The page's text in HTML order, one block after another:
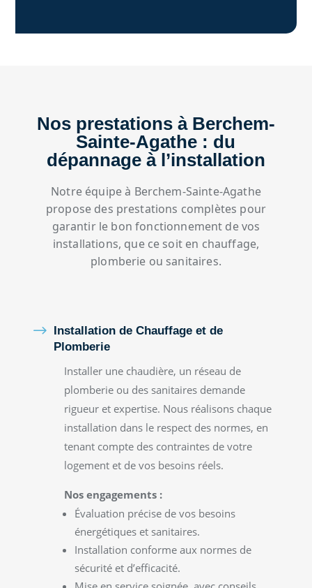
Nos prestations à Berchem-
Sainte-Agathe : du
dépannage à l’installation
Notre équipe à Berchem-Sainte-Agathe
propose des prestations complètes pour
garantir le bon fonctionnement de vos
installations, que ce soit en chauffage,
plomberie ou sanitaires.
$ Installation de Chauffage et de
Plomberie
Installer une chaudière, un réseau de
plomberie ou des sanitaires demande
rigueur et expertise. Nous réalisons chaque
installation dans le respect des normes, en
tenant compte des contraintes de votre
logement et de vos besoins réels.
Nos engagements :
Évaluation précise de vos besoins
énergétiques et sanitaires.
Installation conforme aux normes de
sécurité et d’efficacité.